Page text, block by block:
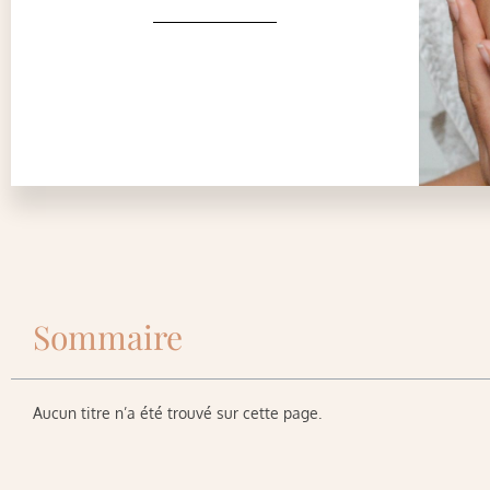
Sommaire
Aucun titre n’a été trouvé sur cette page.